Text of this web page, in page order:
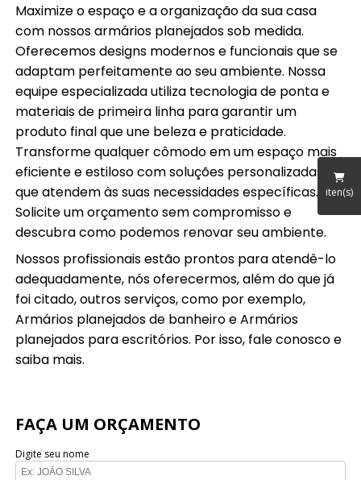
iten(s)
Maximize o espaço e a organização da sua casa
com nossos armários planejados sob medida.
Oferecemos designs modernos e funcionais que se
adaptam perfeitamente ao seu ambiente. Nossa
equipe especializada utiliza tecnologia de ponta e
materiais de primeira linha para garantir um
produto final que une beleza e praticidade.
Transforme qualquer cômodo em um espaço mais
eficiente e estiloso com soluções personalizadas
que atendem às suas necessidades específicas.
Solicite um orçamento sem compromisso e
descubra como podemos renovar seu ambiente.
Nossos profissionais estão prontos para atendê-lo
adequadamente, nós oferecermos, além do que já
foi citado, outros serviços, como por exemplo,
Armários planejados de banheiro e Armários
planejados para escritórios. Por isso, fale conosco e
saiba mais.
FAÇA UM ORÇAMENTO
Digite seu nome